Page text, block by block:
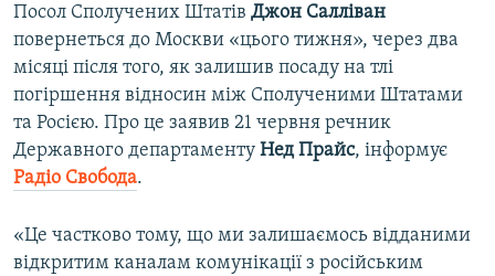
Усі сайти RFE/RL
Посол Сполучених Штатів Джон Салліван
повернеться до Москви «цього тижня», через два
місяці після того, як залишив посаду на тлі
погіршення відносин між Сполученими Штатами
та Росією. Про це заявив 21 червня речник
Державного департаменту Нед Прайс, інформує
Радіо Свобода.
«Це частково тому, що ми залишаємось відданими
відкритим каналам комунікації з російським